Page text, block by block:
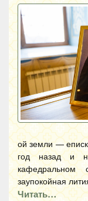
ой земли —
год назад и
кафедральном
заупокойная
Читать…